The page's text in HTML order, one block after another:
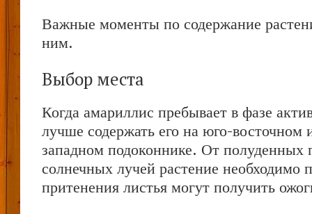
Важные моменты по содержание
ним.
Выбор места
Когда амариллис пребывает в фазе
лучше содержать его на юго-восточном
западном подоконнике. От полуденных
солнечных лучей растение необходимо
притенения листья могут получить